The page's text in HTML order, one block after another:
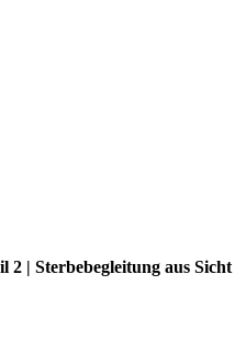
2 | Sterbebegleitung aus Sicht